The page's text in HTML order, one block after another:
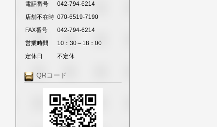
電話番号
042-794-6214
店舗不在時 070-6519-7190
FAX番号
042-794-6214
営業時間
10：30～18：00
定休日
不定休
QRコード